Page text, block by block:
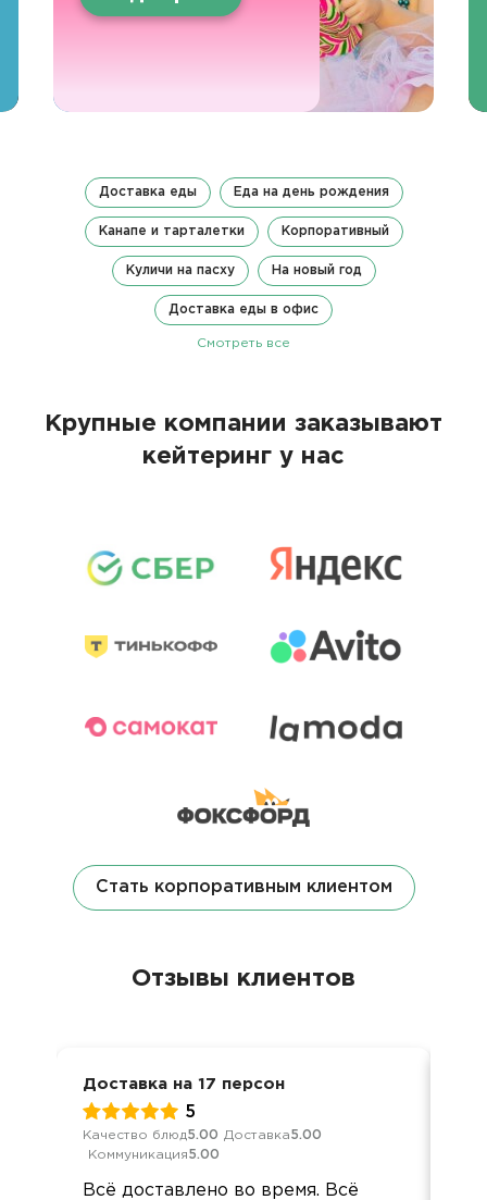
Доставка еды Еда на день рождения
Канапе и тарталетки Корпоративный
Куличи на пасху На новый год
Доставка еды в офис
Смотреть все
Крупные компании заказывают
кейтеринг у нас
Стать корпоративным клиентом
Отзывы клиентов
Доставка на 17 персон
5
Качество блюд5.00 Доставка5.00
Коммуникация5.00
Всё доставлено во время. Всё